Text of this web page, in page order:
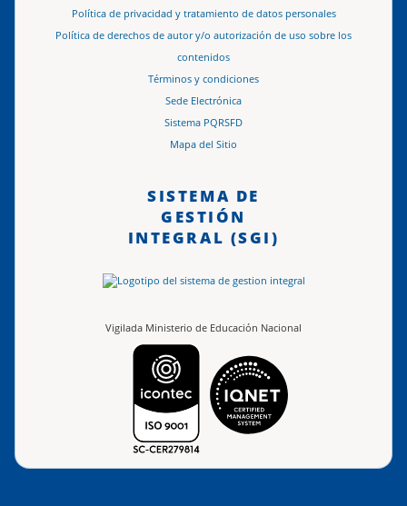
Política de privacidad y tratamiento de datos personales
Política de derechos de autor y/o autorización de uso sobre los
contenidos
Términos y condiciones
Sede Electrónica
Sistema PQRSFD
Mapa del Sitio
SISTEMA DE
GESTIÓN
INTEGRAL (SGI)
Vigilada Ministerio de Educación Nacional